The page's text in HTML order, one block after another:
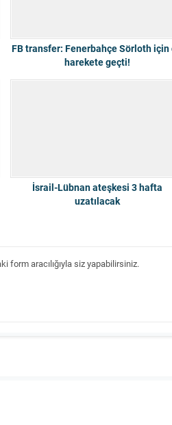
FB transfer: Fenerbahçe Sörloth için
harekete geçti!
İsrail-Lübnan ateşkesi 3 hafta
uzatılacak
form aracılığıyla siz yapabilirsiniz.